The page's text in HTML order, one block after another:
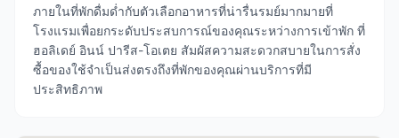
ภายในที่พักดื่มด่ำกับตัวเลือกอาหารที่น่ารื่นรมย์มากมายที่
โรงแรมเพื่อยกระดับประสบการณ์ของคุณระหว่างการเข้าพัก ที่
ฮอลิเดย์ อินน์ ปารีส-โอเตย สัมผัสความสะดวกสบายในการสั่ง
ซื้อของใช้จำเป็นส่งตรงถึงที่พักของคุณผ่านบริการที่มี
ประสิทธิภาพ